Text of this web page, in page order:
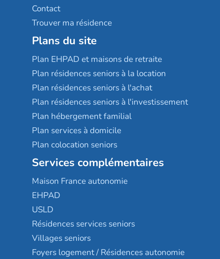
Contact
Trouver ma résidence
Plans du site
Plan EHPAD et maisons de retraite
Plan résidences seniors à la location
Plan résidences seniors à l'achat
Plan résidences seniors à l'investissement
Plan hébergement familial
Plan services à domicile
Plan colocation seniors
Services complémentaires
Maison France autonomie
EHPAD
USLD
Résidences services seniors
Villages seniors
Foyers logement / Résidences autonomie